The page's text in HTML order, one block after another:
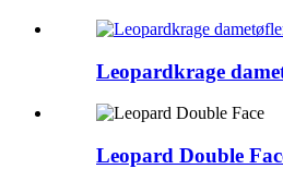
Leopardkrage
Leopard Double